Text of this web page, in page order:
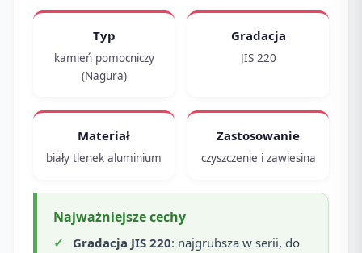
Typ
kamień pomocniczy
(Nagura)
Gradacja
JIS 220
Materiał
biały tlenek aluminium
Zastosowanie
czyszczenie i zawiesina
Najważniejsze cechy
Gradacja JIS 220: najgrubsza w serii, do